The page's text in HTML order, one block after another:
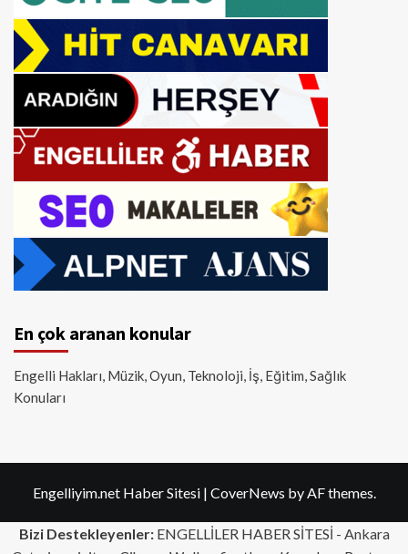
En çok aranan konular
Engelli Hakları, Müzik, Oyun, Teknoloji, İş, Eğitim, Sağlık
Konuları
Engelliyim.net Haber Sitesi | CoverNews by AF themes.
Bizi Destekleyenler:ENGELLİLER HABER SİTESİ - Ankara